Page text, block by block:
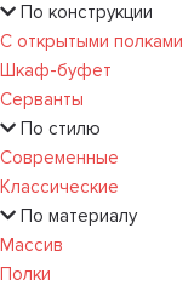
По конструкции
С открытыми полками
Шкаф-буфет
Серванты
По стилю
Современные
Классические
По материалу
Массив
Полки